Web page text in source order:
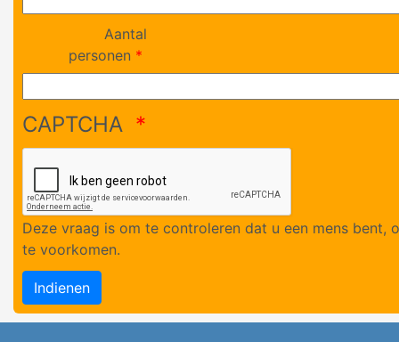
Aantal
personen
CAPTCHA
Deze vraag is om te controleren dat u een mens bent,
te voorkomen.